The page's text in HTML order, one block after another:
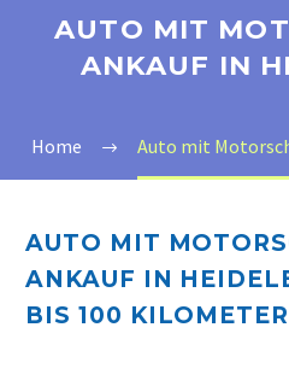
AUTO MIT
ANKAUF IN
Home Auto mit
AUTO MIT
ANKAUF IN
BIS 100